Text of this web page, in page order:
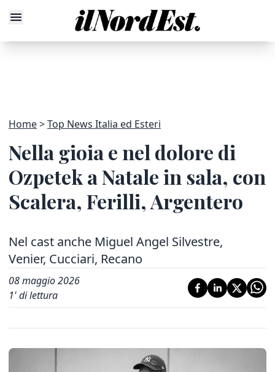
Home Top News Italia ed Esteri
Nella gioia e nel dolore di
Ozpetek a Natale in sala, con
Scalera, Ferilli, Argentero
Nel cast anche Miguel Angel Silvestre,
Venier, Cucciari, Recano
08 maggio 2026
1' di lettura